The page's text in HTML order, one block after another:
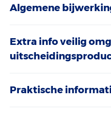
Algemene
Extra info veilig
Praktische